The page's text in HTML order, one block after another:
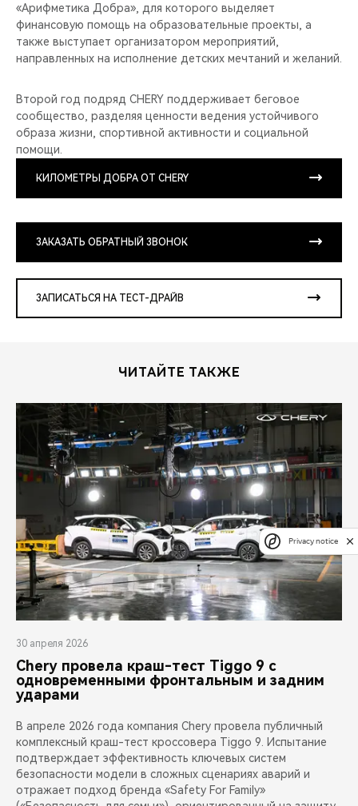
«Арифметика Добра», для которого выделяет
финансовую помощь на образовательные проекты, а
также выступает организатором мероприятий,
направленных на исполнение детских мечтаний и желаний.
Второй год подряд CHERY поддерживает беговое
сообщество, разделяя ценности ведения устойчивого
образа жизни, спортивной активности и социальной
помощи.
КИЛОМЕТРЫ ДОБРА ОТ CHERY
ЗАКАЗАТЬ ОБРАТНЫЙ ЗВОНОК
ЗАПИСАТЬСЯ НА ТЕСТ-ДРАЙВ
ЧИТАЙТЕ ТАКЖЕ
30 апреля 2026
Chery провела краш-тест Tiggo 9 с
одновременными фронтальным и задним
ударами
В апреле 2026 года компания Chery провела публичный
комплексный краш-тест кроссовера Tiggo 9. Испытание
подтверждает эффективность ключевых систем
безопасности модели в сложных сценариях аварий и
отражает подход бренда «Safety For Family»
Privacy notice